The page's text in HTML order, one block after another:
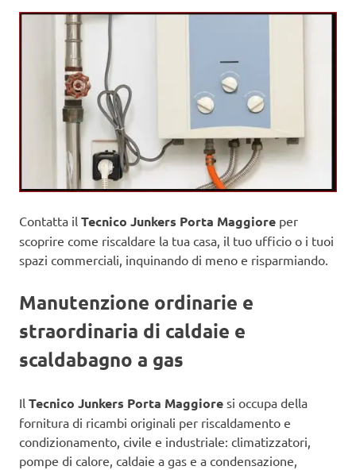
Contatta il Tecnico Junkers Porta Maggiore per
scoprire come riscaldare la tua casa, il tuo ufficio o i tuoi
spazi commerciali, inquinando di meno e risparmiando.
Manutenzione ordinarie e
straordinaria di caldaie e
scaldabagno a gas
Il Tecnico Junkers Porta Maggiore si occupa della
fornitura di ricambi originali per riscaldamento e
condizionamento, civile e industriale: climatizzatori,
pompe di calore, caldaie a gas e a condensazione,